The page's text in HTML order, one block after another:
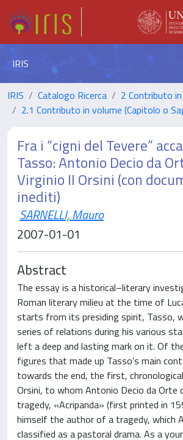
IRIS
IRIS Catalogo Ricerca
2 Contributo
2.1 Contributo in volume (Capitolo o
Fra i “cigni del Tevere”
Tasso: Antonio Decio da
Virginio II Orsini (con
inediti)
SARNELLI, Mauro
2007-01-01
Abstract
The essay is a historical–literary
Roman literary milieu at the time of
starts from its presiding spirit, Tasso,
series of relations during his various
left a deep and lasting mark on it. Of
figures that made up Tasso’s main
towards the end, the first,
Orsini, to whom Antonio Decio da Orte
tragedy, «Acripanda» (first printed in
himself the author of a tragedy, which
classified as a pastoral drama. As a